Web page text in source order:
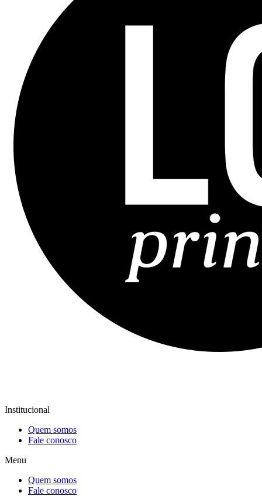
Institucional
Quem somos
Fale conosco
Menu
Quem somos
Fale conosco